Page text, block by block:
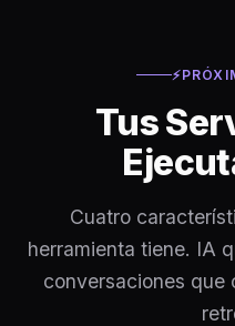
⚡
Tus
Cuatro
herramienta tiene. IA
conversaciones que